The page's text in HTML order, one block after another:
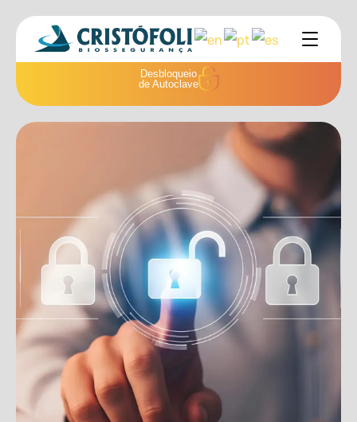
Desbloqueio
de Autoclave